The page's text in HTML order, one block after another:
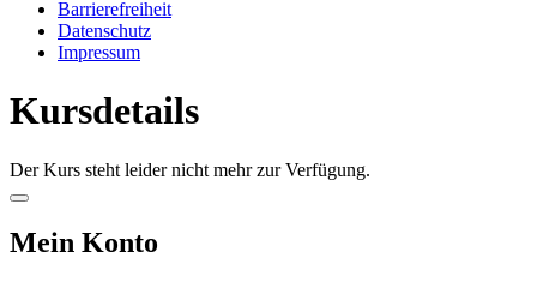
Barrierefreiheit
Datenschutz
Impressum
Kursdetails
Der Kurs steht leider nicht mehr zur Verfügung.
Mein Konto